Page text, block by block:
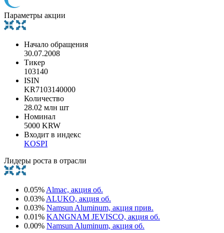
Параметры акции
Начало обращения
30.07.2008
Тикер
103140
ISIN
KR7103140000
Количество
28.02 млн шт
Номинал
5000 KRW
Входит в индекс
KOSPI
Лидеры роста в отрасли
0.05% Almac, акция об.
0.03% ALUKO, акция об.
0.03% Namsun Aluminum, акция прив.
0.01% KANGNAM JEVISCO, акция об.
0.00% Namsun Aluminum, акция об.